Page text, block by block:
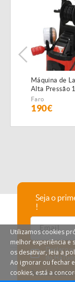
Máquina de
Alta Pressão
NOVA - c/2
GARANTIA
Faro
190€
Seja o
!
Declaro
do
Anular
Utilizamos cookies
melhor experiência e
os desativar, leia a
Ao ignorar ou fechar
cookies, está a